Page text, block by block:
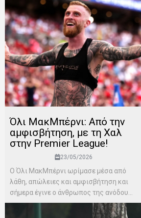
Όλι ΜακΜπέρνι: Aπό την
αμφισβήτηση, με τη Χαλ
στην Premier League!
23/05/2026
Ο Όλι ΜακΜπέρνι ωρίμασε μέσα από
λάθη, απώλειες και αμφισβήτηση και
σήμερα έγινε ο άνθρωπος της ανόδου...